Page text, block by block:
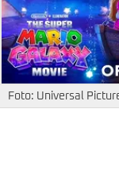
Foto: Universal